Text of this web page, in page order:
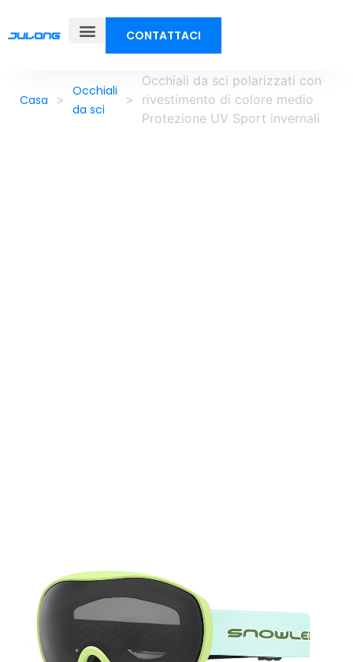
CONTATTACI
Casa >
Occhiali
da sci
>
Occhiali da sci polarizzati con
rivestimento di colore medio
Protezione UV Sport invernali